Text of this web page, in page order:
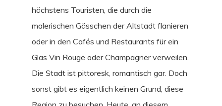
höchstens Touristen, die durch die
malerischen Gässchen der Altstadt flanieren
oder in den Cafés und Restaurants für ein
Glas Vin Rouge oder Champagner verweilen.
Die Stadt ist pittoresk, romantisch gar. Doch
sonst gibt es eigentlich keinen Grund, diese